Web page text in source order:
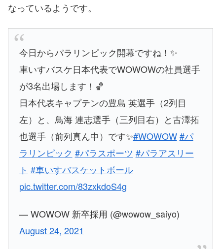
なっているようです。
今日からパラリンピック開幕ですね！✨
車いすバスケ日本代表でWOWOWの社員選手
が3名出場します！🏀
日本代表キャプテンの豊島 英選手（2列目
左）と、鳥海 連志選手（三列目右）と古澤拓
也選手（前列真ん中）です✨#WOWOW #パ
ラリンピック #パラスポーツ #パラアスリー
ト #車いすバスケットボール
pic.twitter.com/83zxkdoS4g
— WOWOW 新卒採用 (@wowow_saiyo)
August 24, 2021